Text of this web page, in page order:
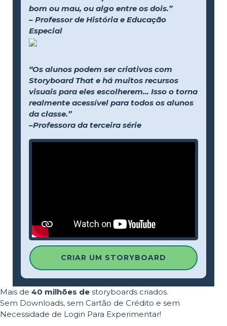
bom ou mau, ou algo entre os dois.”
– Professor de História e Educação
Especial
“Os alunos podem ser criativos com
Storyboard That e há muitos recursos
visuais para eles escolherem... Isso o torna
realmente acessível para todos os alunos
da classe.”
–Professora da terceira série
CRIAR UM STORYBOARD
Mais de 40 milhões de storyboards criados.
Sem Downloads, sem Cartão de Crédito e sem
Necessidade de Login Para Experimentar!